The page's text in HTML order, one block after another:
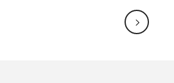
温泉旅館でもスーパー銭湯でも成
で、ちょっとシーズン微妙だと脱
まり清潔じゃなく見えるんだよな